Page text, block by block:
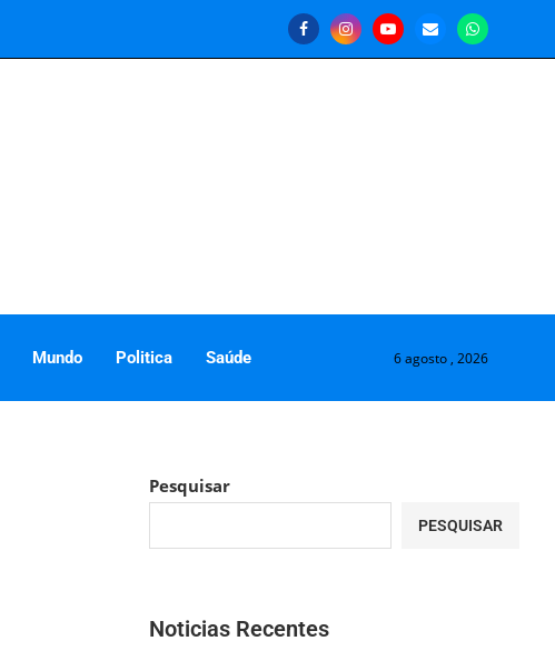
Mundo Politica Saúde 6 agosto , 2026
Pesquisar
PESQUISAR
Noticias Recentes